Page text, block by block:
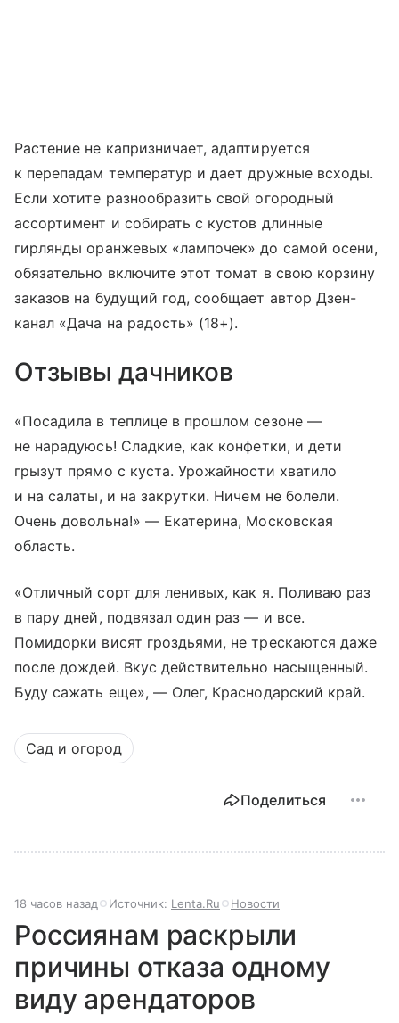
Растение не капризничает, адаптируется
к перепадам температур и дает дружные всходы.
Если хотите разнообразить свой огородный
ассортимент и собирать с кустов длинные
гирлянды оранжевых «лампочек» до самой осени,
обязательно включите этот томат в свою корзину
заказов на будущий год, сообщает автор Дзен-
канал «Дача на радость» (18+).
Отзывы дачников
«Посадила в теплице в прошлом сезоне —
не нарадуюсь! Сладкие, как конфетки, и дети
грызут прямо с куста. Урожайности хватило
и на салаты, и на закрутки. Ничем не болели.
Очень довольна!» — Екатерина, Московская
область.
«Отличный сорт для ленивых, как я. Поливаю раз
в пару дней, подвязал один раз — и все.
Помидорки висят гроздьями, не трескаются даже
после дождей. Вкус действительно насыщенный.
Буду сажать еще», — Олег, Краснодарский край.
Сад и огород
Поделиться
18 часов назад Источник: Lenta.Ru Новости
Россиянам раскрыли
причины отказа одному
виду арендаторов